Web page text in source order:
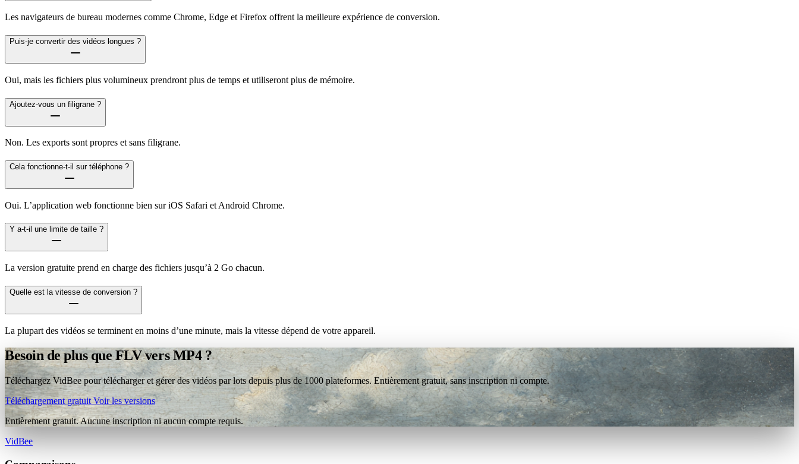
Les navigateurs de bureau modernes comme Chrome, Edge et Firefox offrent la meilleure expérience de conversion.
Puis-je convertir des vidéos longues ?
Oui, mais les fichiers plus volumineux prendront plus de temps et utiliseront plus de mémoire.
Ajoutez-vous un filigrane ?
Non. Les exports sont propres et sans filigrane.
Cela fonctionne-t-il sur téléphone ?
Oui. L’application web fonctionne bien sur iOS Safari et Android Chrome.
Y a-t-il une limite de taille ?
La version gratuite prend en charge des fichiers jusqu’à 2 Go chacun.
Quelle est la vitesse de conversion ?
La plupart des vidéos se terminent en moins d’une minute, mais la vitesse dépend de votre appareil.
Besoin de plus que FLV vers MP4 ?
Téléchargez VidBee pour télécharger et gérer des vidéos par lots depuis plus de 1000 plateformes. Entièrement gratuit, sans inscription ni compte.
Téléchargement gratuitVoir les versions
Entièrement gratuit. Aucune inscription ni aucun compte requis.
VidBee